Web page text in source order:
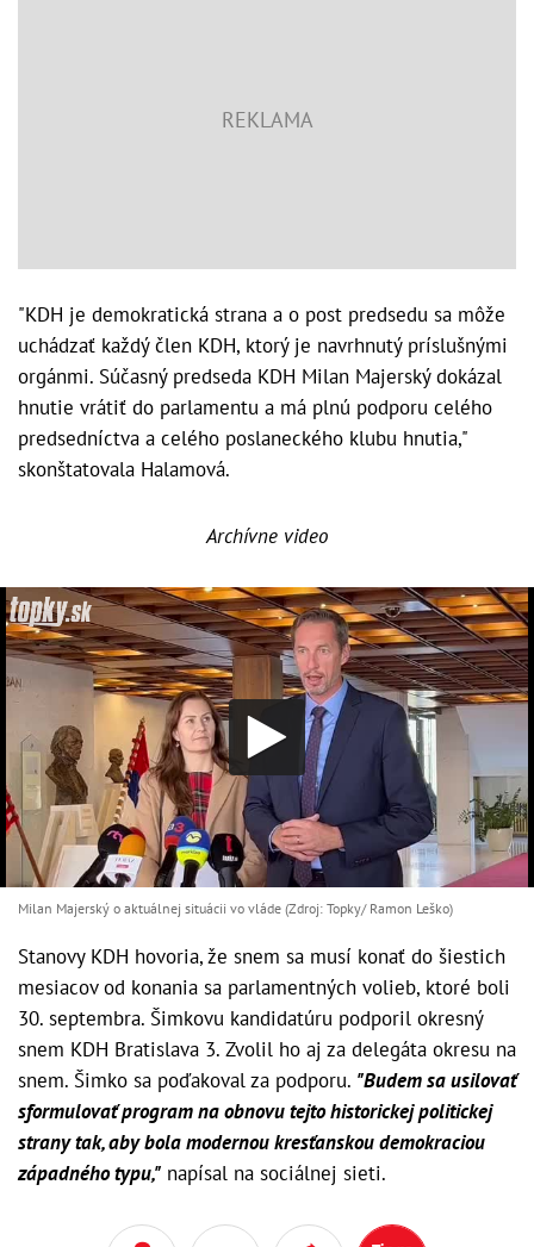
"KDH je demokratická strana a o post predsedu sa môže
uchádzať každý člen KDH, ktorý je navrhnutý príslušnými
orgánmi. Súčasný predseda KDH Milan Majerský dokázal
hnutie vrátiť do parlamentu a má plnú podporu celého
predsedníctva a celého poslaneckého klubu hnutia,"
skonštatovala Halamová.
Archívne video
Milan Majerský o aktuálnej situácii vo vláde (Zdroj: Topky/ Ramon Leško)
Stanovy KDH hovoria, že snem sa musí konať do šiestich
mesiacov od konania sa parlamentných volieb, ktoré boli
30. septembra. Šimkovu kandidatúru podporil okresný
snem KDH Bratislava 3. Zvolil ho aj za delegáta okresu na
snem. Šimko sa poďakoval za podporu. "Budem sa usilovať
sformulovať program na obnovu tejto historickej politickej
strany tak, aby bola modernou kresťanskou demokraciou
západného typu," napísal na sociálnej sieti.